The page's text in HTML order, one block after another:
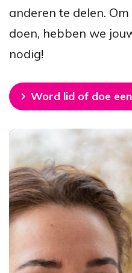
anderen te delen.
doen, hebben we
nodig!
Word lid of doe